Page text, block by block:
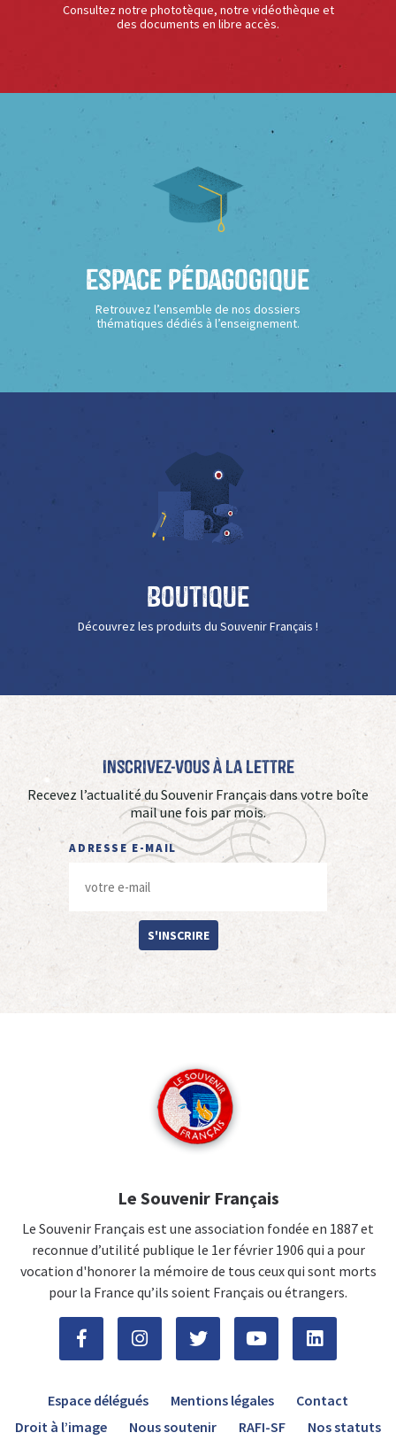
Consultez notre phototèque, notre vidéothèque et
des documents en libre accès.
Espace Pédagogique
Retrouvez l’ensemble de nos dossiers
thématiques dédiés à l’enseignement.
Boutique
Découvrez les produits du Souvenir Français !
Inscrivez-vous à La Lettre
Recevez l’actualité du Souvenir Français dans votre boîte
mail une fois par mois.
ADRESSE E-MAIL
S'INSCRIRE
Le Souvenir Français
Le Souvenir Français est une association fondée en 1887 et
reconnue d’utilité publique le 1er février 1906 qui a pour
vocation d'honorer la mémoire de tous ceux qui sont morts
pour la France qu’ils soient Français ou étrangers.
Espace délégués Mentions légales
Contact
Droit à l’image
Nous soutenir RAFI-SF Nos statuts